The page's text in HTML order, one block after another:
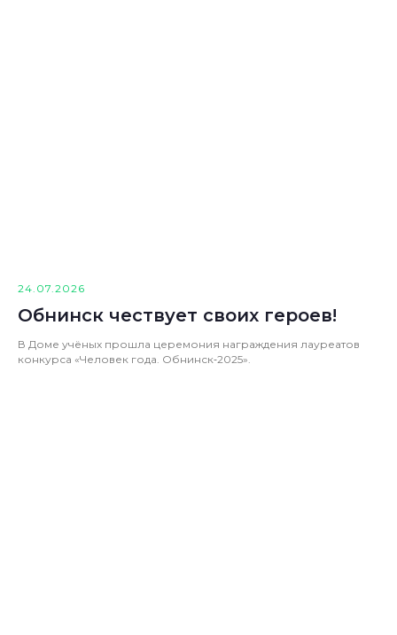
24.07.2026
Обнинск чествует своих героев!
В Доме учёных прошла церемония награждения лауреатов
конкурса «Человек года. Обнинск‑2025».